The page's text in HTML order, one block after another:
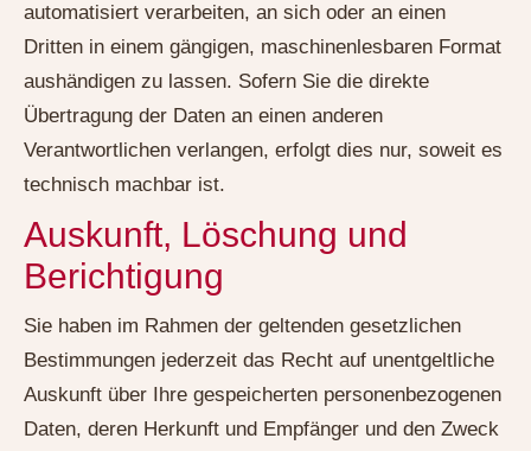
automatisiert verarbeiten, an sich oder an einen
Dritten in einem gängigen, maschinenlesbaren Format
aushändigen zu lassen. Sofern Sie die direkte
Übertragung der Daten an einen anderen
Verantwortlichen verlangen, erfolgt dies nur, soweit es
technisch machbar ist.
Auskunft, Löschung und
Berichtigung
Sie haben im Rahmen der geltenden gesetzlichen
Bestimmungen jederzeit das Recht auf unentgeltliche
Auskunft über Ihre gespeicherten personenbezogenen
Daten, deren Herkunft und Empfänger und den Zweck